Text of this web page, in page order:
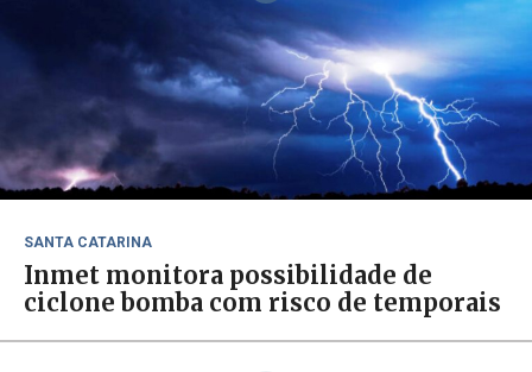
SANTA CATARINA
Inmet monitora possibilidade de
ciclone bomba com risco de temporais